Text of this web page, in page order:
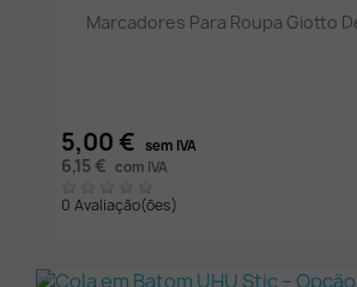
Marcadores Para Roupa Giotto
5,00 € sem IVA
6,15 € com IVA
0 Avaliação(ões)